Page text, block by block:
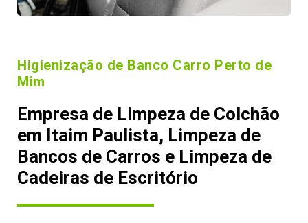
Higienização de Banco Carro Perto de
Mim
Empresa de Limpeza de Colchão
em Itaim Paulista, Limpeza de
Bancos de Carros e Limpeza de
Cadeiras de Escritório